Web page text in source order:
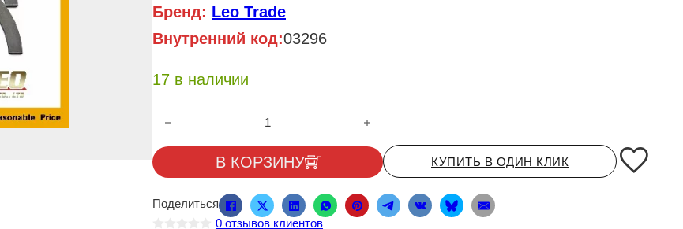
Бренд: Leo Trade
Внутренний код:03296
17 в наличии
Количество товара Полукольца вала коленчатого WD618/WD12 61800010127/61800010130 LEO
В КОРЗИНУ КУПИТЬ В ОДИН КЛИК
Поделиться
0 отзывов клиентов